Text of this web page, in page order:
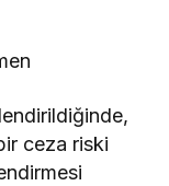
ceza riski